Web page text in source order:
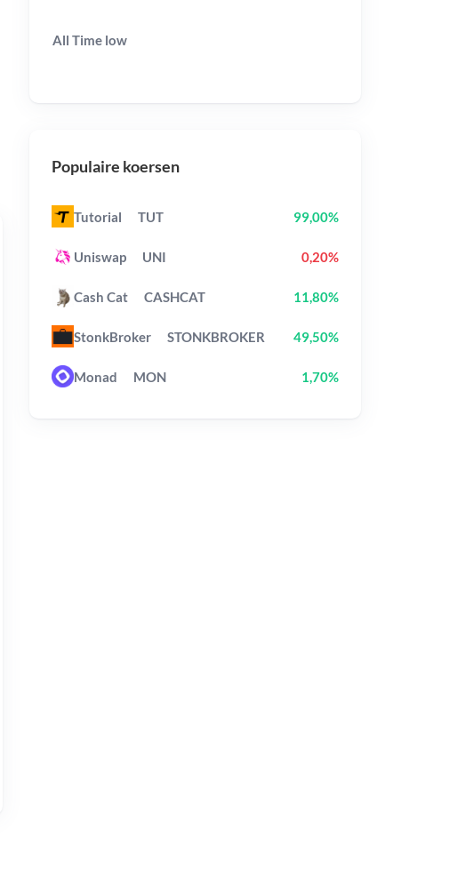
All Time low
Populaire koersen
Tutorial TUT 99,00%
Uniswap UNI 0,20%
Cash Cat CASHCAT 11,80%
StonkBroker STONKBROKER 49,50%
Monad MON 1,70%